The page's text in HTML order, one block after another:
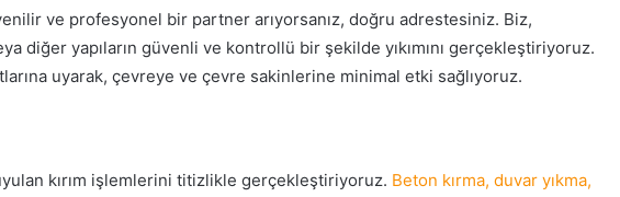
ve profesyonel bir partner arıyorsanız, doğru adrestesiniz. Biz,
diğer yapıların güvenli ve kontrollü bir şekilde yıkımını gerçekleştiriyoruz.
uyarak, çevreye ve çevre sakinlerine minimal etki sağlıyoruz.
kırım işlemlerini titizlikle gerçekleştiriyoruz. Beton kırma, duvar yıkma,